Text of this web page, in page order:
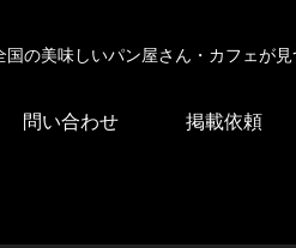
の美味しいパン屋さん・カフェが見
問い合わせ 掲載依頼